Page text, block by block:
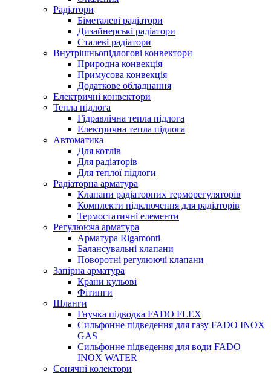
Радіатори
Біметалеві радіатори
Дизайнерські радіатори
Сталеві радіатори
Внутрішньопідлогові конвектори
Природна конвекція
Примусова конвекція
Додаткове обладнання
Електричні конвектори
Тепла підлога
Гідравлічна тепла підлога
Електрична тепла підлога
Автоматика
Для котлів
Для радіаторів
Для теплої підлоги
Радіаторна арматура
Клапани радіаторних терморегуляторів
Комплекти підключення для радіаторів
Термостатичні елементи
Регулююча арматура
Арматура Rigamonti
Балансувальні клапани
Поворотні регулюючі клапани
Запірна арматура
Крани кульові
Фітинги
Шланги
Гнучка підводка FADO FLEX
Сильфонне підведення для газу FADO INOX
GAS
Сильфонне підведення для води FADO
INOX WATER
Сонячні колектори